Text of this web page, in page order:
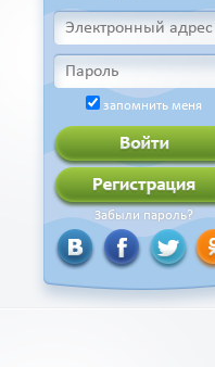
запомнить меня
Забыли пароль?